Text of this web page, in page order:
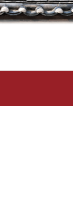
콘
텐
건
뛰